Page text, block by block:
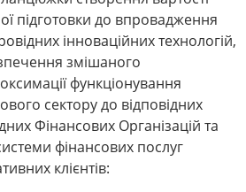
підготовки до впровадження
інноваційних технологій,
змішаного
функціонування
сектору до відповідних
Фінансових Організацій та
фінансових послуг
клієнтів: